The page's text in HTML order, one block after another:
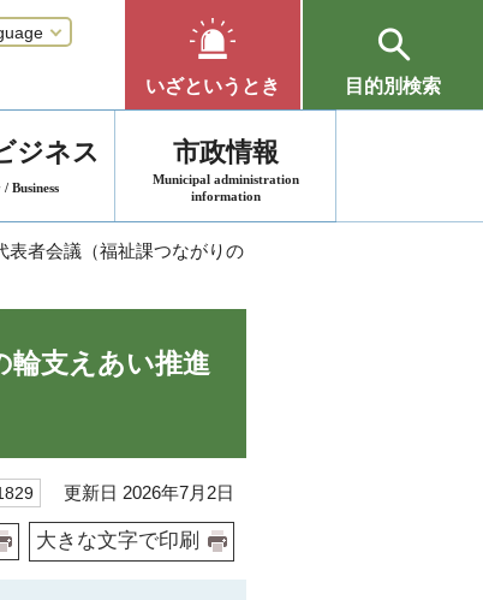
いざというとき 目的別検索
ジネス
Business
市政情報
Municipal administration
information
表者会議（福祉課つながりの
輪支えあい推進
更新日 2026年7月2日
大きな文字で印刷